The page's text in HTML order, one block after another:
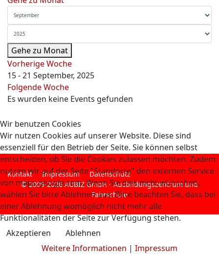
Gehe zu Monat
Vorherige Woche
15 - 21 September, 2025
Folgende Woche
Es wurden keine Events gefunden
Kontakt Impressum
Datenschutz
© 2009-2026 AUBIZ GmbH - Ausbildungszentrum und
Fahrschule
Wir benutzen Cookies
Wir nutzen Cookies auf unserer Website. Diese sind
essenziell für den Betrieb der Seite. Sie können selbst
entscheiden, ob Sie die Cookies zulassen möchten. Zudem
nutzen wir auf der Seite "Standorte" den externen Service
von maps.google.com. Wenn Sie dies nicht wünschen,
wählen Sie bitte Ablehnen aus. Bitte beachten Sie, dass bei
einer Ablehnung womöglich nicht mehr alle
Funktionalitäten der Seite zur Verfügung stehen.
Akzeptieren
Ablehnen
Weitere Informationen | Impressum